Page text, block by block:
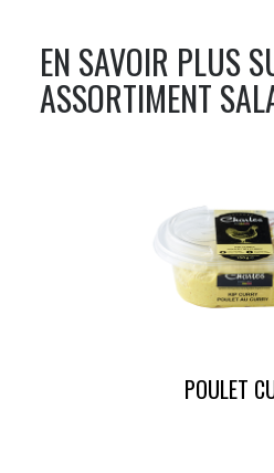
EN SAVOIR PLUS
ASSORTIMENT
POULET